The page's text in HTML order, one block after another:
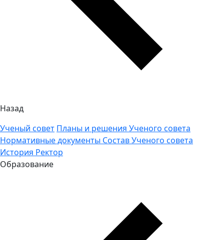
Назад
Ученый совет Планы и решения Ученого совета
Нормативные документы Состав Ученого совета
История Ректор
Образование